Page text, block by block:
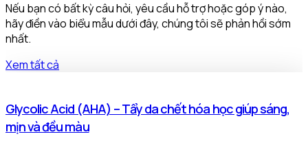
Nếu bạn có bất kỳ câu hỏi, yêu cầu hỗ trợ hoặc góp ý nào,
hãy điền vào biểu mẫu dưới đây, chúng tôi sẽ phản hồi sớm
nhất.
Xem tất cả
Glycolic Acid (AHA) – Tẩy da chết hóa học giúp sáng,
mịn và đều màu